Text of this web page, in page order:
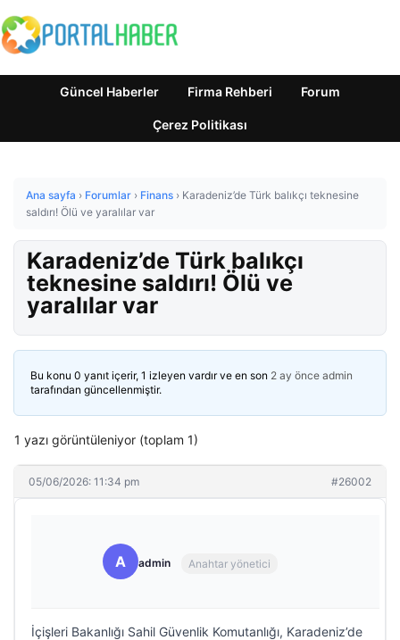
Güncel Haberler Firma Rehberi Forum
Çerez Politikası
Ana sayfa › Forumlar › Finans › Karadeniz’de Türk balıkçı teknesine
saldırı! Ölü ve yaralılar var
Karadeniz’de Türk balıkçı
teknesine saldırı! Ölü ve
yaralılar var
Bu konu 0 yanıt içerir, 1 izleyen vardır ve en son 2 ay önce admin
tarafından güncellenmiştir.
1 yazı görüntüleniyor (toplam 1)
05/06/2026: 11:34 pm #26002
A admin Anahtar yönetici
İçişleri Bakanlığı Sahil Güvenlik Komutanlığı, Karadeniz’de